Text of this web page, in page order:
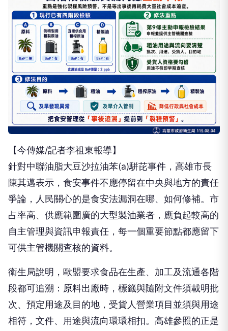
【今傳媒/記者李祖東報導】
針對中聯油脂大豆沙拉油苯(a)駢芘事件，高雄市長
陳其邁表示，食安事件不應停留在中央與地方的責任
爭論，人民關心的是食安法漏洞在哪、如何修補。市
占率高、供應範圍廣的大型製油業者，應負起較高的
自主管理與資訊申報責任，每一個重要節點都應留下
可供主管機關查核的資料。
衛生局說明，歐盟要求食品在生產、加工及流通各階
段都可追溯：原料出廠時，標籤與隨附文件須載明批
次、預定用途及目的地，受貨人營業項目並須與用途
相符，文件、用途與流向環環相扣。高雄參照的正是